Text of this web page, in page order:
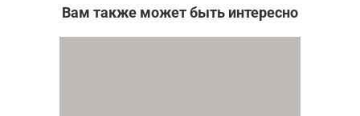
Вам также может быть интересно